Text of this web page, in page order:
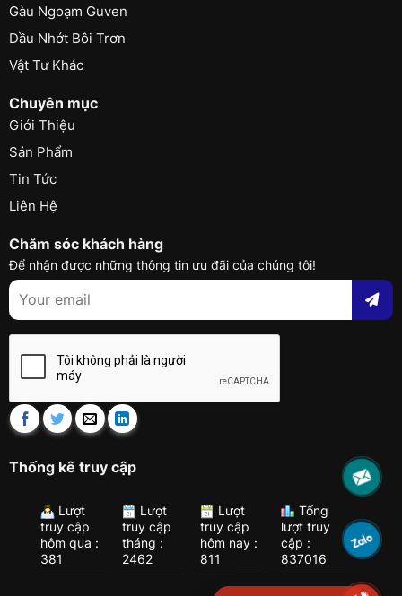
Gàu Ngoạm Guven
Dầu Nhớt Bôi Trơn
Vật Tư Khác
Chuyên mục
Giới Thiệu
Sản Phẩm
Tin Tức
Liên Hệ
Chăm sóc khách hàng
Để nhận được những thông tin ưu đãi của chúng tôi!
Thống kê truy cập
Lượt
truy cập
hôm qua :
381
Lượt
truy cập
tháng :
2462
Lượt
truy cập
hôm nay :
811
Tổng
lượt truy
cập :
837016